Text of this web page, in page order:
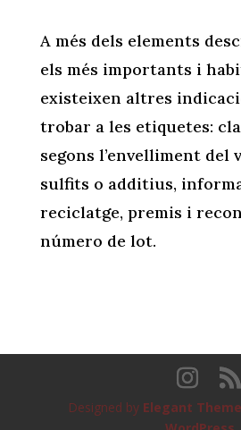
A més dels elements
els més importants i
existeixen altres
trobar a les etiquetes:
segons l’envelliment del
sulfits o additius,
reciclatge, premis i
número de lot.
Designed by Elegant